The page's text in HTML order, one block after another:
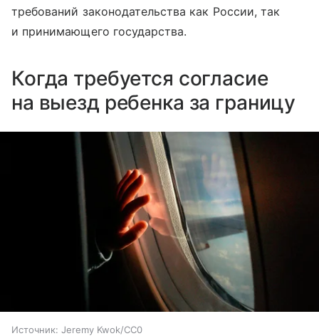
требований законодательства как России, так
и принимающего государства.
Когда требуется согласие
на выезд ребенка за границу
Источник: Jeremy Kwok/CC0